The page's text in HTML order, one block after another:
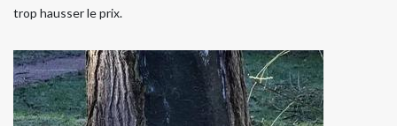
trop hausser le prix.